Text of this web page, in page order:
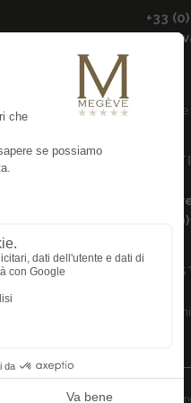
+33
15
+33
I
DOMANDE FREQUENTI (FAQ)